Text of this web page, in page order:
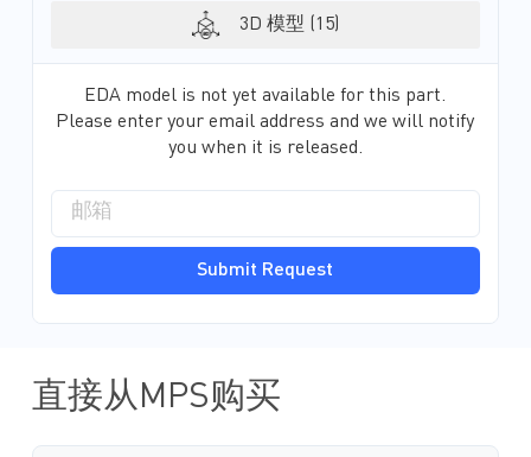
3D 模型 (15)
EDA model is not yet available for this part.
Please enter your email address and we will notify
you when it is released.
Submit Request
直接从MPS购买